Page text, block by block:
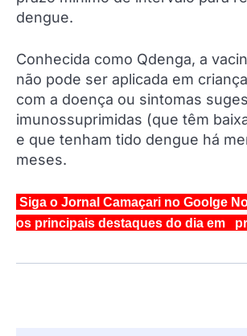
dengue.
Conhecida como Qdenga, a
não pode ser aplicada em
com a doença ou sintomas
imunossuprimidas (que têm
e que tenham tido dengue há
meses.
Siga o Jornal Camaçari no Goolge
os principais destaques do dia em